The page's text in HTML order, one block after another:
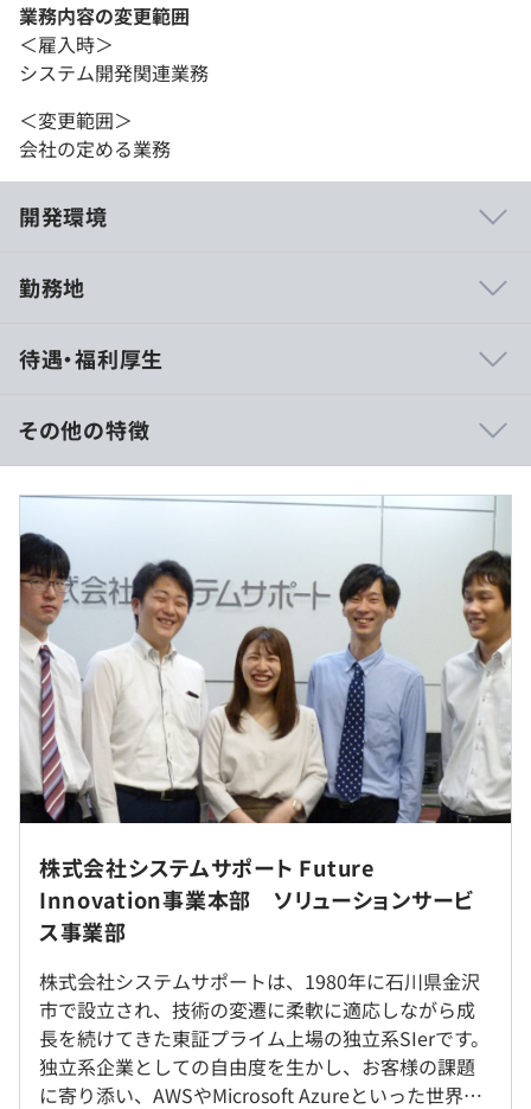
業務内容の変更範囲
＜雇入時＞
システム開発関連業務
＜変更範囲＞
会社の定める業務
開発環境
多くの実績をベースとしたノウハウを駆使しながら、シス
実現できます。
▍インフラ領域での高い技術力をもったメンバーが多数在
籍
Oracle Databaseに特化したメンバーも複数名在籍してい
ます。
▍資格保有者多数在籍
AWS、Azureの資格保有者が多数在籍。裏打ちされた確か
な技術をもとに、お客様へ最適なサービスを提供します。
▍全国各地の拠点で幅広い案件に対応可能
東京、金沢、名古屋、大阪拠点にメンバーが在籍、さまざ
まなエリアの案件対応実績も多数。
可能
インフラ技術から、アプリケーション開発もワンストップ
で提供可能。クラウドのよさを生かした、“クラウドネイ
▍実運用における負荷軽減を見据えた実装と保守を提供
クラウドを知り尽くしているからこそできる、実運用を見
据えた実装と、お客様の日々の不安を取り除く保守サービ
スを実現します。
勤務地
◆ハイブリッド勤務
原則的に理由・回数を問わない在宅勤務（週2～4日）が
可能
※プロジェクト状況により変動あり
就業場所の変更範囲
＜雇入時＞
東京オフィス、および自宅
＜変更範囲＞
会社の定める場所（テレワークをおこなう場所を含む）
待遇・福利厚生
【年収900万円～1300万円】
■賃金形態：月給制
■賃金の決定方法：経験により優遇いたします。
■月給：約489,700円～
・基本給：約454,300円～
・固定残業代：10時間分、約35,400円〜（超過分は別途
支給）
（※想定年収は年収提示額を保証するものではありません）
フレックスタイム制（コアタイム10～16時）
休憩時間：12:00〜13:00（60分）
▼休日構成
・完全週休2日制
その他の特徴
株式会社システムサポート Future
Innovation事業本部 ソリューションサービ
ス事業部
株式会社システムサポートは、1980年に石川県金沢
市で設立され、技術の変遷に柔軟に適応しながら成
長を続けてきた東証プライム上場の独立系SIerです。
独立系企業としての自由度を生かし、お客様の課題
に寄り添い、AWSやMicrosoft Azureといった世界基